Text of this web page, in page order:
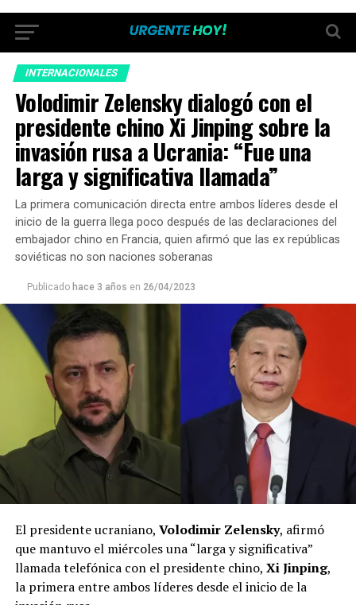
INTERNACIONALES
Volodimir Zelensky dialogó con el
presidente chino Xi Jinping sobre la
invasión rusa a Ucrania: “Fue una
larga y significativa llamada”
La primera comunicación directa entre ambos líderes desde el
inicio de la guerra llega poco después de las declaraciones del
embajador chino en Francia, quien afirmó que las ex repúblicas
soviéticas no son naciones soberanas
Publicado hace 3 años en 26/04/2023
El presidente ucraniano, Volodimir Zelensky, afirmó
que mantuvo el miércoles una “larga y significativa”
llamada telefónica con el presidente chino, Xi Jinping,
la primera entre ambos líderes desde el inicio de la